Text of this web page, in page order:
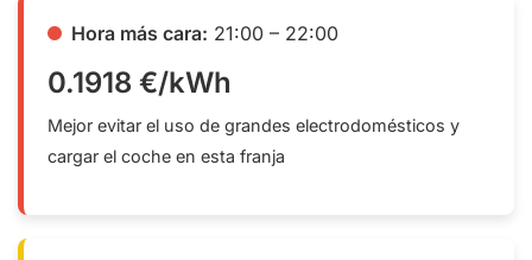
Hora más cara: 21:00 – 22:00
0.1918 €/kWh
Mejor evitar el uso de grandes electrodomésticos y
cargar el coche en esta franja